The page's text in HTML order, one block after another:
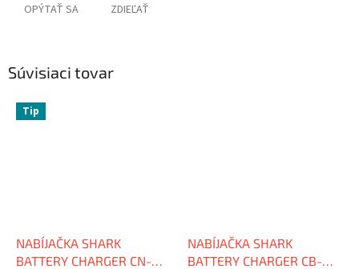
OPÝTAŤ SA ZDIEĽAŤ
Súvisiaci tovar
Tip
NABÍJAČKA SHARK
BATTERY CHARGER CN-
NABÍJAČKA SHARK
BATTERY CHARGER CB-